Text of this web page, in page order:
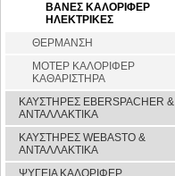
ΒΑΝΕΣ ΚΑΛΟΡΙΦΕΡ
ΗΛΕΚΤΡΙΚΕΣ
ΘΕΡΜΑΝΣΗ
ΜΟΤΕΡ ΚΑΛΟΡΙΦΕΡ
ΚΑΘΑΡΙΣΤΗΡΑ
ΚΑΥΣΤΗΡΕΣ EBERSPACHER &
ΑΝΤΑΛΛΑΚΤΙΚΑ
ΚΑΥΣΤΗΡΕΣ WEBASTO &
ΑΝΤΑΛΛΑΚΤΙΚΑ
ΨΥΓΕΙΑ ΚΑΛΟΡΙΦΕΡ